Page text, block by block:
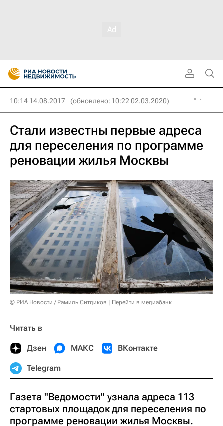
10:14 14.08.2017 (обновлено: 10:22 02.03.2020)
Стали известны первые адреса
для переселения по программе
реновации жилья Москвы
© РИА Новости / Рамиль Ситдиков Перейти в медиабанк
Читать в
Дзен МАКС ВКонтакте
Telegram
Газета "Ведомости" узнала адреса 113
стартовых площадок для переселения по
программе реновации жилья Москвы.